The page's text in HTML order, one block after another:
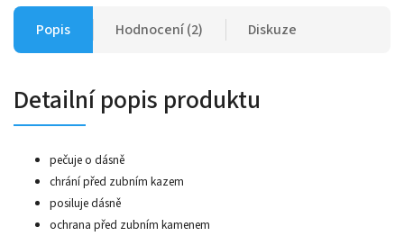
Popis Hodnocení (2) Diskuze
Detailní popis produktu
pečuje o dásně
chrání před zubním kazem
posiluje dásně
ochrana před zubním kamenem